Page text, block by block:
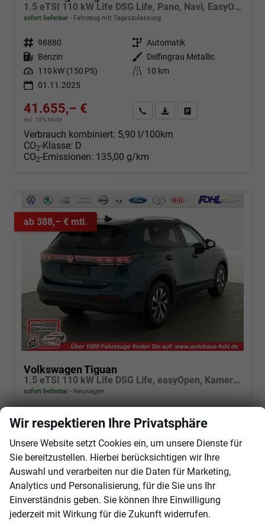
1.5 eTSI 110 kW Life DSG Life, Pano, Navi, EasyOpen, LED-Plus, 5 J.-Garantie
sofort lieferbar Fahrzeug mit Tageszulassung
Fahrzeugnr. 98880 Getriebe Automatik
Kraftstoff Benzin Außenfarbe
Delfingrau Metallic
Leistung 110 kW (150 PS) Kilometerstand
10 km
01.11.2025
41.655,– €
incl. 19% MwSt.
Angebot anfordern
Fahrzeugexpose (PDF)
Verbrauch kombiniert: 5,90 l/100km
CO2-Klasse: D
CO2-Emissionen: 135,00 g/km
ab 388,– € mtl.
Volkswagen Tiguan
1.5 eTSI 110 kW Life DSG Life, easyOpen, Kamera, LED-Plus, Winterpaket
sofort lieferbar Neuwagen
Automatik
Kraftstoff Benzin Außenfarbe Nightshadeblue Metallic
Leistung
110 kW (150 PS) Kilometerstand 10 km
41.655,– € Angebot anfordern
Fahrzeugexpose (PDF)
Fahrzeug parken
Verbrauch kombiniert:
5,90 l/100km
CO -Klasse: D
CO2-Emissionen:134,00 g/km
Wir respektieren Ihre Privatsphäre
Unsere Website setzt Cookies ein, um unsere Dienste für
Sie bereitzustellen. Hierbei berücksichtigen wir Ihre
Auswahl und verarbeiten nur die Daten für Marketing,
Analytics und Personalisierung, für die Sie uns Ihr
Einverständnis geben. Sie können Ihre Einwilligung
jederzeit mit Wirkung für die Zukunft widerrufen.